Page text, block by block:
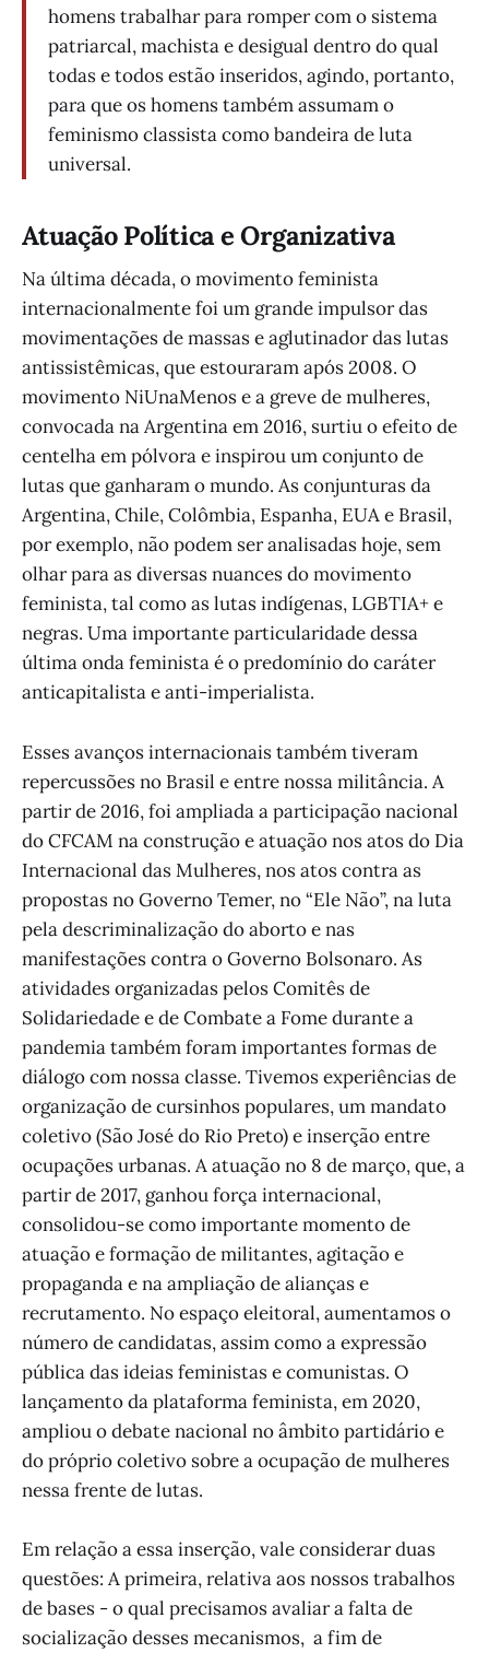
homens trabalhar para romper com o sistema
patriarcal, machista e desigual dentro do qual
todas e todos estão inseridos, agindo, portanto,
para que os homens também assumam o
feminismo classista como bandeira de luta
universal.
Atuação Política e Organizativa
Na última década, o movimento feminista
internacionalmente foi um grande impulsor das
movimentações de massas e aglutinador das lutas
antissistêmicas, que estouraram após 2008. O
movimento NiUnaMenos e a greve de mulheres,
convocada na Argentina em 2016, surtiu o efeito de
centelha em pólvora e inspirou um conjunto de
lutas que ganharam o mundo. As conjunturas da
Argentina, Chile, Colômbia, Espanha, EUA e Brasil,
por exemplo, não podem ser analisadas hoje, sem
olhar para as diversas nuances do movimento
feminista, tal como as lutas indígenas, LGBTIA+ e
negras. Uma importante particularidade dessa
última onda feminista é o predomínio do caráter
anticapitalista e anti-imperialista.
Esses avanços internacionais também tiveram
repercussões no Brasil e entre nossa militância. A
partir de 2016, foi ampliada a participação nacional
do CFCAM na construção e atuação nos atos do Dia
Internacional das Mulheres, nos atos contra as
propostas no Governo Temer, no “Ele Não”, na luta
pela descriminalização do aborto e nas
manifestações contra o Governo Bolsonaro. As
atividades organizadas pelos Comitês de
Solidariedade e de Combate a Fome durante a
pandemia também foram importantes formas de
diálogo com nossa classe. Tivemos experiências de
organização de cursinhos populares, um mandato
coletivo (São José do Rio Preto) e inserção entre
ocupações urbanas. A atuação no 8 de março, que, a
partir de 2017, ganhou força internacional,
consolidou-se como importante momento de
atuação e formação de militantes, agitação e
propaganda e na ampliação de alianças e
recrutamento. No espaço eleitoral, aumentamos o
número de candidatas, assim como a expressão
pública das ideias feministas e comunistas. O
lançamento da plataforma feminista, em 2020,
ampliou o debate nacional no âmbito partidário e
do próprio coletivo sobre a ocupação de mulheres
nessa frente de lutas.
Em relação a essa inserção, vale considerar duas
questões: A primeira, relativa aos nossos trabalhos
de bases - o qual precisamos avaliar a falta de
socialização desses mecanismos, a fim de